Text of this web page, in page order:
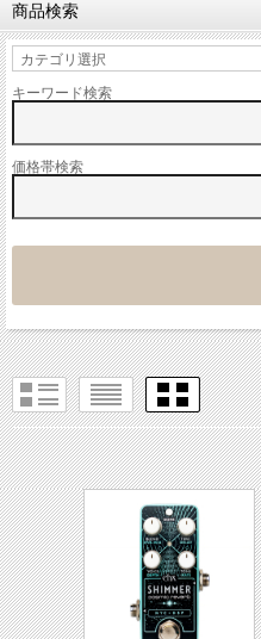
商品検索
キーワード検索
価格帯検索